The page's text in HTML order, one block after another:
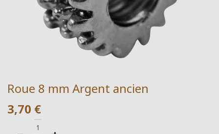
Roue 8 mm Argent ancien
3,70 €